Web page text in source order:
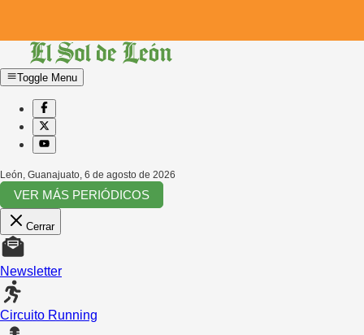
Toggle Menu
León, Guanajuato, 6 de agosto de 2026
VER MÁS PERIÓDICOS
Cerrar
Newsletter
Circuito Running